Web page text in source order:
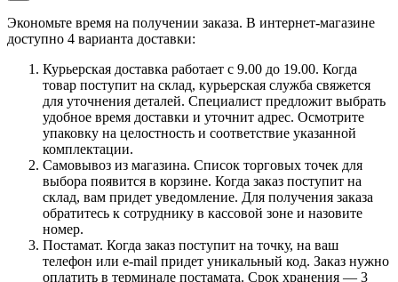
Экономьте время на получении заказа. В интернет-магазине
доступно 4 варианта доставки:
Курьерская доставка работает с 9.00 до 19.00. Когда
товар поступит на склад, курьерская служба свяжется
для уточнения деталей. Специалист предложит выбрать
удобное время доставки и уточнит адрес. Осмотрите
упаковку на целостность и соответствие указанной
комплектации.
Самовывоз из магазина. Список торговых точек для
выбора появится в корзине. Когда заказ поступит на
склад, вам придет уведомление. Для получения заказа
обратитесь к сотруднику в кассовой зоне и назовите
номер.
Постамат. Когда заказ поступит на точку, на ваш
телефон или e-mail придет уникальный код. Заказ нужно
оплатить в терминале постамата. Срок хранения — 3